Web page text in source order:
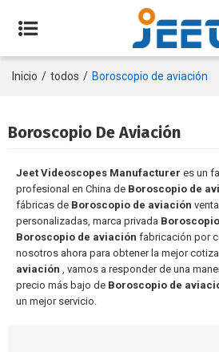
Inicio / todos / Boroscopio de aviación
Boroscopio De Aviación
Jeet Videoscopes Manufacturer es un
profesional en China de Boroscopio de
fábricas de Boroscopio de aviación
personalizadas, marca privada
Boroscopio de aviación fabricación por
nosotros ahora para obtener la mejor
aviación , vamos a responder de una
precio más bajo de Boroscopio de
un mejor servicio.